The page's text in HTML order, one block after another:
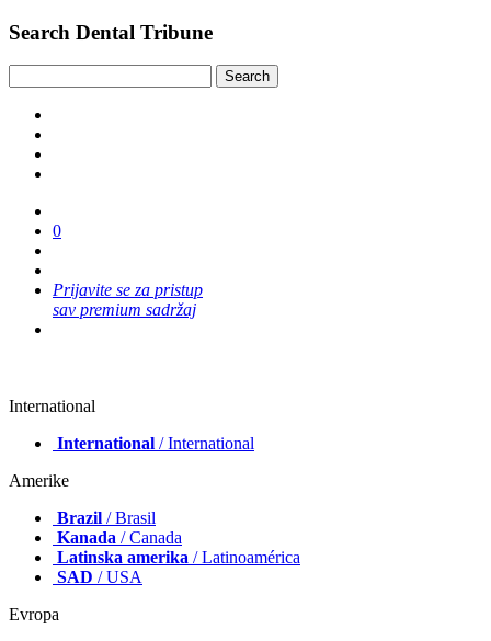
Search Dental Tribune
0
Prijavite se za pristup
sav premium sadržaj
International
International / International
Amerike
Brazil / Brasil
Kanada / Canada
Latinska amerika / Latinoamérica
SAD / USA
Evropa